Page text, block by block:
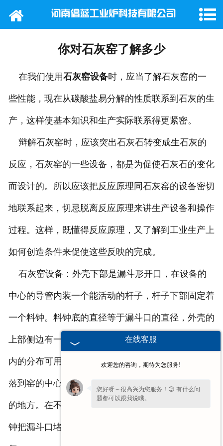
网站首页
新闻动态
行业新闻
工程案例
联系我们
你对石灰窑了解多少
在我们使用石灰窑设备时，应当了解石灰窑的一
些性能，现在从碳酸盐易分解的性质联系到石灰的生
产，这样使基本知识和生产实际联系得更紧密。
辩解石灰窑时，应该突出石灰石转变成生石灰的
反应，石灰窑的一些设备，都是为促使石灰石的变化
而设计的。所以应该把反应原理同石灰窑的设备密切
地联系起来，切忌脱离反应原理来讲生产设备和操作
过程。这样，既懂得反应原理，又了解到工业生产上
如何创造条件来促使这些反映的完成。
石灰窑设备：外壳下部是漏斗形开口，在设备的
中心的导管内装一个能活动的杆子，杆子下部固定着
一个料钟。料钟底的直径等于漏斗口的直径，外壳的
上部侧边有一个接料漏斗，它有一个盖子。原料在炉
内的分布可用料钟来控制，当料钟升高时，原料可以
落到窑的中心部分，料钟下降时，原料落到靠近窑壁
的地方。在不装料时，揍料漏斗的盖子是关闭的，料
钟把漏斗口堵住。这样可使装料设备密闭，不易漏
在线客服
欢迎您的咨询，期待为您服务!
您好呀～很高兴为您服务！😊 有什么问
题都可以跟我说哦。